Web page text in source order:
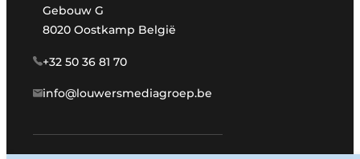
Gebouw G
8020 Oostkamp België
+32 50 36 81 70
info@louwersmediagroep.be